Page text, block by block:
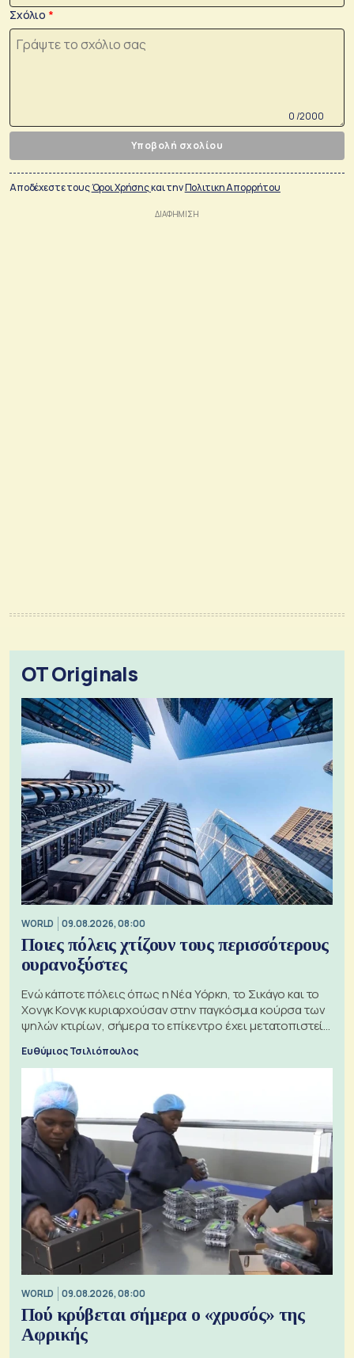
Σχόλιο
0 /2000
Υποβολή σχολίου
Αποδέχεστε τουςΌροι Χρήσηςκαι τηνΠολιτικη Απορρήτου
OT Originals
WORLD 09.08.2026, 08:00
Ποιες πόλεις χτίζουν τους περισσότερους
ουρανοξύστες
Ενώ κάποτε πόλεις όπως η Νέα Υόρκη, το Σικάγο και το
Χονγκ Κονγκ κυριαρχούσαν στην παγκόσμια κούρσα των
ψηλών κτιρίων, σήμερα το επίκεντρο έχει μετατοπιστεί
Ευθύμιος Τσιλιόπουλος
WORLD 09.08.2026, 08:00
Πού κρύβεται σήμερα ο «χρυσός» της
Αφρικής